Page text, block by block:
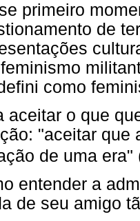
primeiro
de
como
aceitar o que
"aceitar que
de uma
entender a
de seu amigo